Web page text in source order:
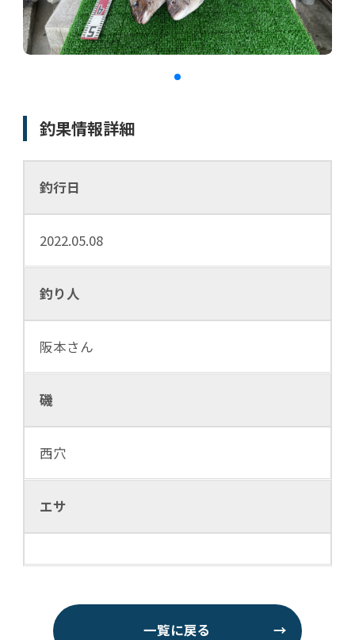
釣果情報詳細
釣行日
2022.05.08
釣り人
阪本さん
磯
西穴
エサ
一覧に戻る →